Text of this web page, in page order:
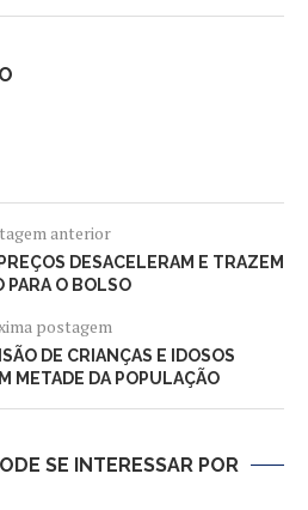
anterior
DESACELERAM E TRAZEM
PARA O BOLSO
postagem
DE CRIANÇAS E IDOSOS
METADE DA POPULAÇÃO
SE INTERESSAR POR